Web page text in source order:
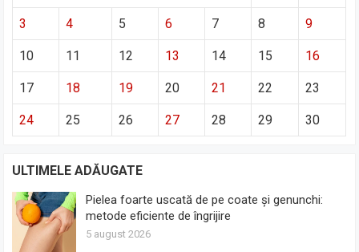
3 4 5 6 7 8 9
10 11 12 13 14 15 16
17 18 19 20 21 22 23
24 25 26 27 28 29 30
ULTIMELE ADĂUGATE
Pielea foarte uscată de pe coate și genunchi:
metode eficiente de îngrijire
5 august 2026